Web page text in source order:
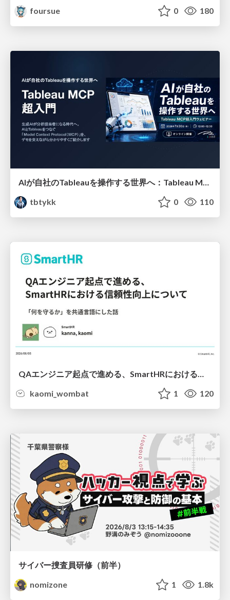
foursue
0 180
AIが自社のTableauを操作する世界へ：Tableau MCP超入門
tbtykk
0 110
kaomi_wombat
1 120
サイバー捜査員研修（前半）
nomizone
1 1.8k